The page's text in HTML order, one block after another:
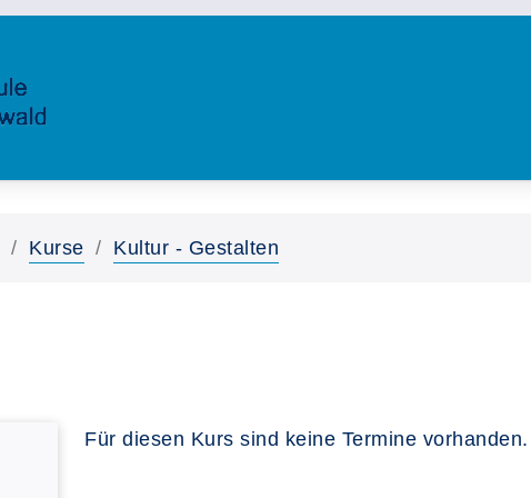
Kurse Kultur - Gestalten
Für diesen Kurs sind keine Termine vorhanden.